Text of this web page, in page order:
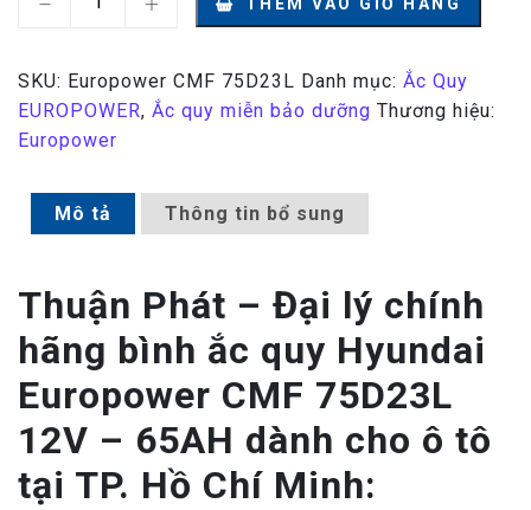
SKU: Europower CMF 75D23L Danh mục: Ắc Quy
EUROPOWER, Ắc quy miễn bảo dưỡng Thương hiệu:
Europower
Mô tả Thông tin bổ sung
Thuận Phát – Đại lý chính
hãng bình ắc quy Hyundai
Europower CMF 75D23L
12V – 65AH dành cho ô tô
tại TP. Hồ Chí Minh: